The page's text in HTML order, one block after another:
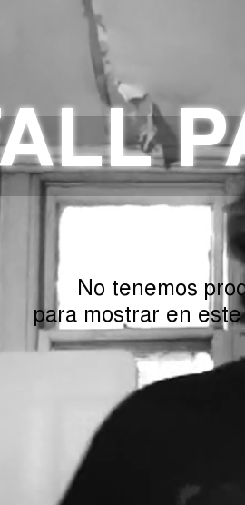
No tenemos
para mostrar en este